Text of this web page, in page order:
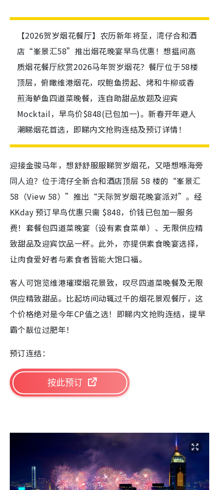
【2026贺岁烟花餐厅】农历新年将至，湾仔合和酒
店“峯景汇58”推出烟花晚宴早鸟优惠！想揾间高
质烟花餐厅欣赏2026马年贺岁烟花？餐厅位于58楼
顶层，俯瞰维港烟花，叹鲍鱼捞起、烤和牛柳或香
煎海鲈鱼四道菜晚餐，连自助甜品放题及迎宾
Mocktail，早鸟价$848(已包加一)。新春开年避人
潮睇烟花首选，即睇内文抢购连结及预订详情！
迎接金骏马年，想舒舒服服睇贺岁烟花，又唔想喺海旁
同人迫？位于湾仔全新合和酒店顶层 58 楼的“峯景汇
58（View 58）”推出“天际贺岁烟花晚宴派对”。经
KKday 预订早鸟优惠只需 $848，价钱已包加一服务
费！套餐包四道菜晚宴（设有素食菜单）、无限供应精
致甜品及迎宾饮品一杯。此外，亦提供素食晚宴选择，
让肉食爱好者与素食者皆能大饱口福。
客人可饱览维港璀璨烟花景致，叹尽四道菜晚餐及无限
供应精致甜品。比起坊间动辄过千的烟花景观餐厅，这
个价格绝对是今年CP值之选！即睇内文抢购连结，提早
霸个靓位过肥年！
预订连结：
按此预订